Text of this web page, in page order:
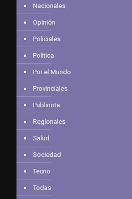
Nacionales
Opinión
Policiales
Política
Por el Mundo
Provinciales
Publinota
Regionales
Salud
Sociedad
Tecno
Todas